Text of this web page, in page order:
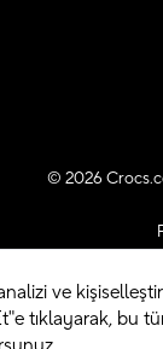
© 2026
ve
tıklayarak, bu